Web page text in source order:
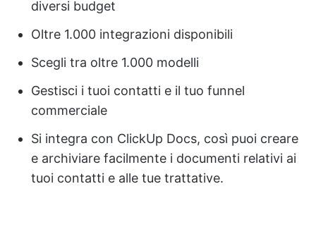
diversi budget
Oltre 1.000 integrazioni disponibili
Scegli tra oltre 1.000 modelli
Gestisci i tuoi contatti e il tuo funnel
commerciale
Si integra con ClickUp Docs, così puoi creare
e archiviare facilmente i documenti relativi ai
tuoi contatti e alle tue trattative.